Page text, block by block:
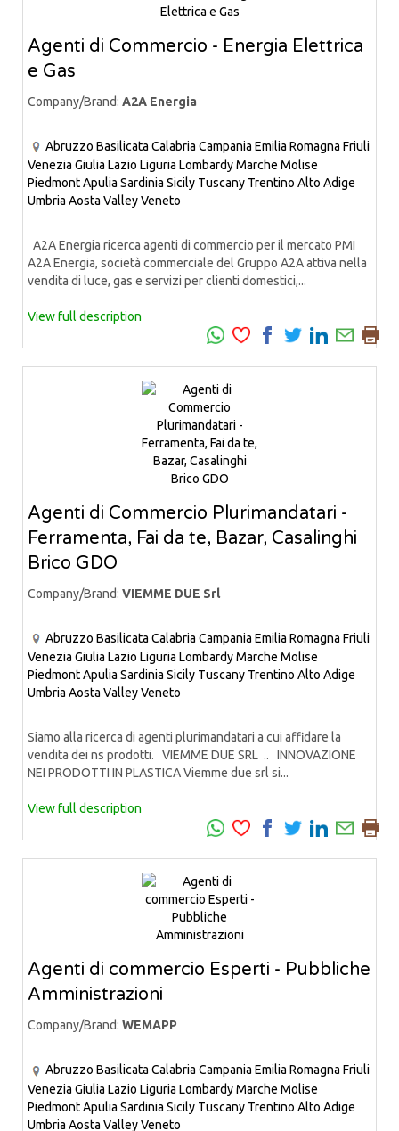
Agenti di Commercio - Energia Elettrica
e Gas
Company/Brand: A2A Energia
Abruzzo Basilicata Calabria Campania Emilia Romagna Friuli
Venezia Giulia Lazio Liguria LombardyMarche Molise
PiedmontApulia Sardinia Sicily Tuscany Trentino Alto Adige
Umbria Aosta ValleyVeneto
A2A Energia ricerca agenti di commercio per il mercato PMI
A2A Energia, società commerciale del Gruppo A2A attiva nella
vendita di luce, gas e servizi per clienti domestici,...
View full description
Agenti di Commercio Plurimandatari -
Ferramenta, Fai da te, Bazar, Casalinghi
Brico GDO
Company/Brand: VIEMME DUE Srl
Abruzzo Basilicata Calabria Campania Emilia Romagna Friuli
Venezia Giulia Lazio Liguria LombardyMarche Molise
PiedmontApulia Sardinia Sicily Tuscany Trentino Alto Adige
Umbria Aosta ValleyVeneto
Siamo alla ricerca di agenti plurimandatari a cui affidare la
vendita dei ns prodotti. VIEMME DUE SRL .. INNOVAZIONE
NEI PRODOTTI IN PLASTICA Viemme due srl si...
View full description
Agenti di commercio Esperti - Pubbliche
Amministrazioni
Company/Brand: WEMAPP
Abruzzo Basilicata Calabria Campania Emilia Romagna Friuli
Venezia Giulia Lazio Liguria LombardyMarche Molise
PiedmontApulia Sardinia Sicily Tuscany Trentino Alto Adige
Umbria Aosta ValleyVeneto